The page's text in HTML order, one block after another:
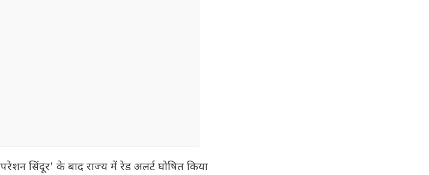
सिंदूर' के बाद राज्य में रेड अलर्ट घोषित किया